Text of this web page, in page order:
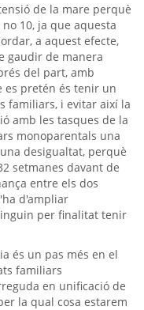
de la mare perquè
10, ja que aquesta
a aquest efecte,
gaudir de manera
del part, amb
pretén és tenir un
familiars, i evitar així la
amb les tasques de la
monoparentals una
desigualtat, perquè
setmanes davant de
entre els dos
d'ampliar
per finalitat tenir
és un pas més en el
familiars
en unificació de
la qual cosa estarem